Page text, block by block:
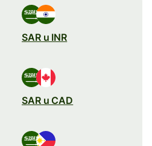
SAR u INR
SAR u CAD